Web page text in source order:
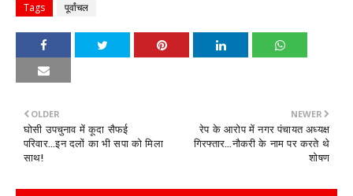
Tags पूर्वांचल
NEWER
रेप के आरोप में नगर पंचायत अध्यक्ष
गिरफ्तार...नौकरी के नाम पर करते थे
शोषण
OLDER
घोसी उपचुनाव में कूदा सैफई
परिवार...इन दलों का भी सपा को मिला
साथ!